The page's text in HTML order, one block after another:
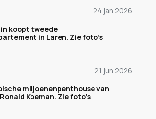
24 jan 2026
koopt tweede
in Laren. Zie foto’s
21 jun 2026
miljoenenpenthouse van
Koeman. Zie foto's